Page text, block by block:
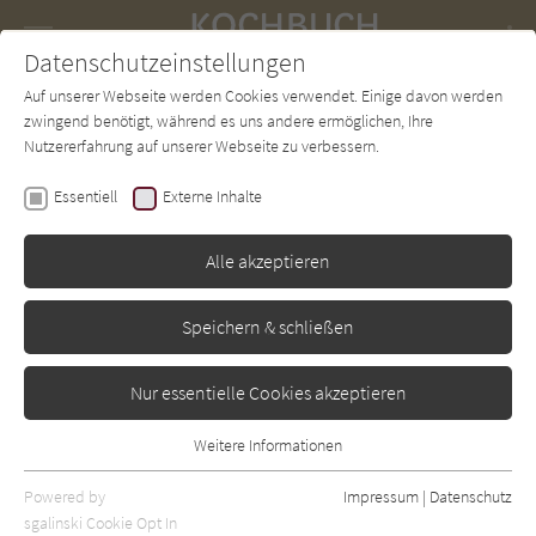
SUCHE Forum Charts Newsletter
Alfons Schuhbeck
Bayern – Das Kochbuch
Erschienen: Oktober 2019 0
Datenschutzeinstellungen
Auf unserer Webseite werden Cookies verwendet. Einige davon werden
zwingend benötigt, während es uns andere ermöglichen, Ihre
Nutzererfahrung auf unserer Webseite zu verbessern.
Essentiell Externe Inhalte
Alle akzeptieren
Speichern & schließen
Nur essentielle Cookies akzeptieren
Essentielle Cookies werden für grundlegende Funktionen der
Webseite benötigt. Dadurch ist gewährleistet, dass die Webseite
Weitere Informationen
Powered by
sgalinski Cookie Opt In
Impressum | Datenschutz